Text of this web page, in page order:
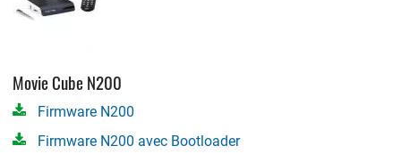
Movie Cube N200
Firmware N200
Firmware N200 avec Bootloader